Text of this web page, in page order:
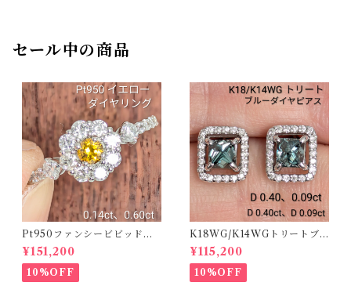
セール中の商品
Pt950ファンシービビッドオ
レンジィイエローダイヤリン
グ D 0.144ct D 0.60ct【PR
O208782】
¥151,200
10%OFF
K18WG/K14WGトリートブ
ルーダイヤピアス 【PRO20
8939】
¥115,200
10%OFF